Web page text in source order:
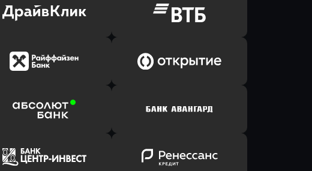
Оправить заявку
в Драйв Клик Банк
Оправить заявку
в ВТБ
Оправить заявку
в Райффайзен Банк
в Банк Открытие
Оправить заявку
в Абсолют Банк
Оправить заявку
в Банк Авангард